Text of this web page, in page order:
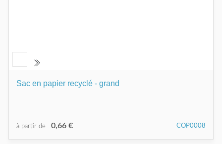
Sac en papier recyclé - grand
à partir de 0,66 € COP0008